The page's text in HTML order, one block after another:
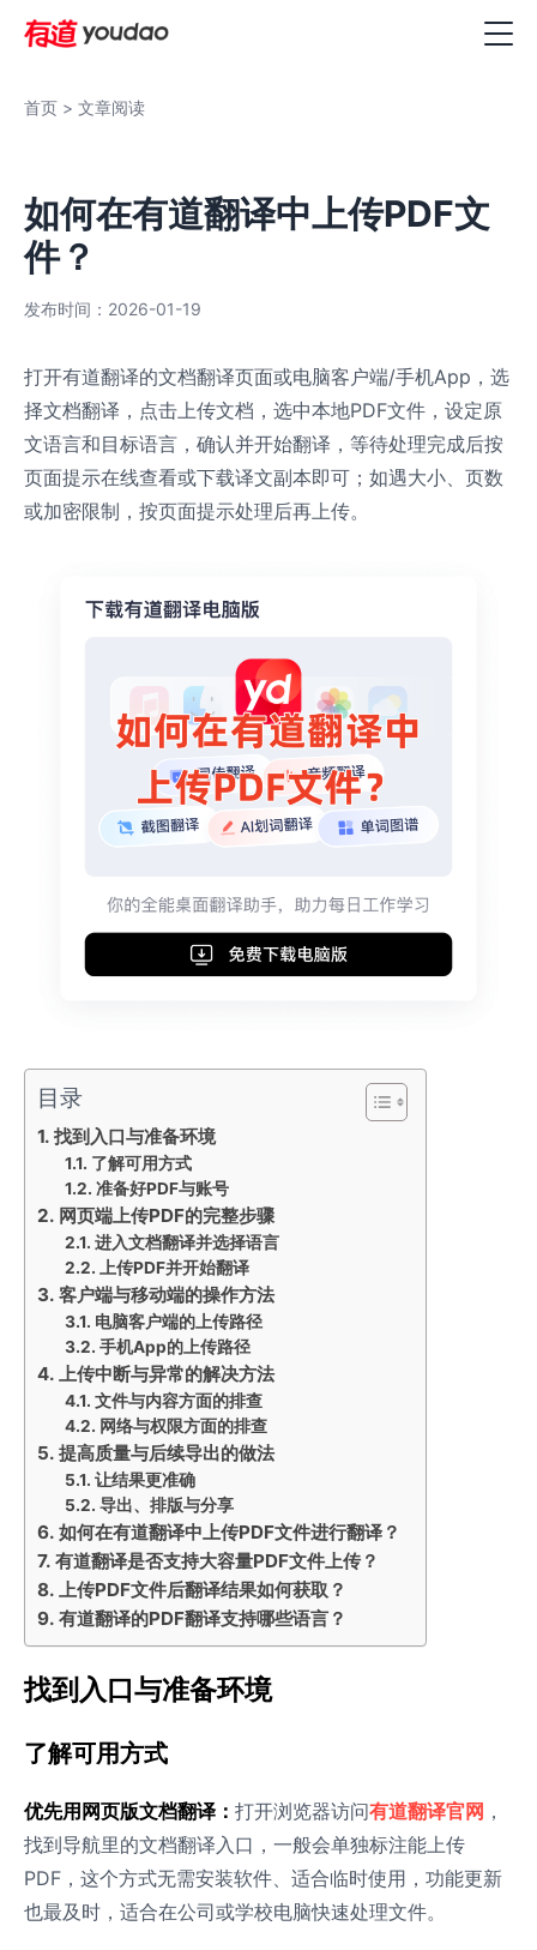
首页 > 文章阅读
如何在有道翻译中上传PDF文
件？
发布时间：2026-01-19
打开有道翻译的文档翻译页面或电脑客户端/手机App，选
择文档翻译，点击上传文档，选中本地PDF文件，设定原
文语言和目标语言，确认并开始翻译，等待处理完成后按
页面提示在线查看或下载译文副本即可；如遇大小、页数
或加密限制，按页面提示处理后再上传。
目录
找到入口与准备环境
了解可用方式
准备好PDF与账号
网页端上传PDF的完整步骤
进入文档翻译并选择语言
上传PDF并开始翻译
客户端与移动端的操作方法
电脑客户端的上传路径
手机App的上传路径
上传中断与异常的解决方法
文件与内容方面的排查
网络与权限方面的排查
提高质量与后续导出的做法
让结果更准确
导出、排版与分享
如何在有道翻译中上传PDF文件进行翻译？
有道翻译是否支持大容量PDF文件上传？
上传PDF文件后翻译结果如何获取？
有道翻译的PDF翻译支持哪些语言？
找到入口与准备环境
了解可用方式
优先用网页版文档翻译： 打开浏览器访问有道翻译官网 ，
找到导航里的文档翻译入口，一般会单独标注能上传
PDF，这个方式无需安装软件、适合临时使用，功能更新
也最及时，适合在公司或学校电脑快速处理文件。